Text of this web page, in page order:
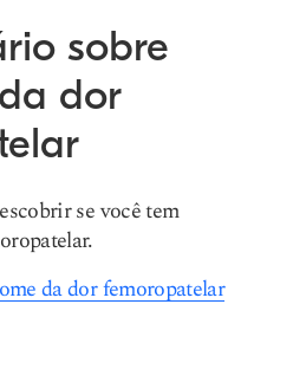
sobre
dor
se você tem
da dor femoropatelar